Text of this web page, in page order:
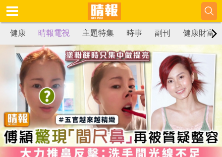
健康 晴報電視 主題特集 時事 副刊 健康財富